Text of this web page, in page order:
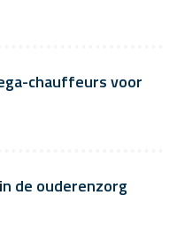
chauffeurs voor
de ouderenzorg